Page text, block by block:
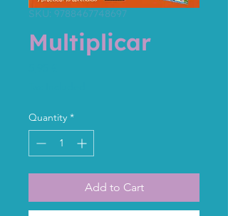
SKU: 9788467748697
Multiplicar
Quantity *
Add to Cart